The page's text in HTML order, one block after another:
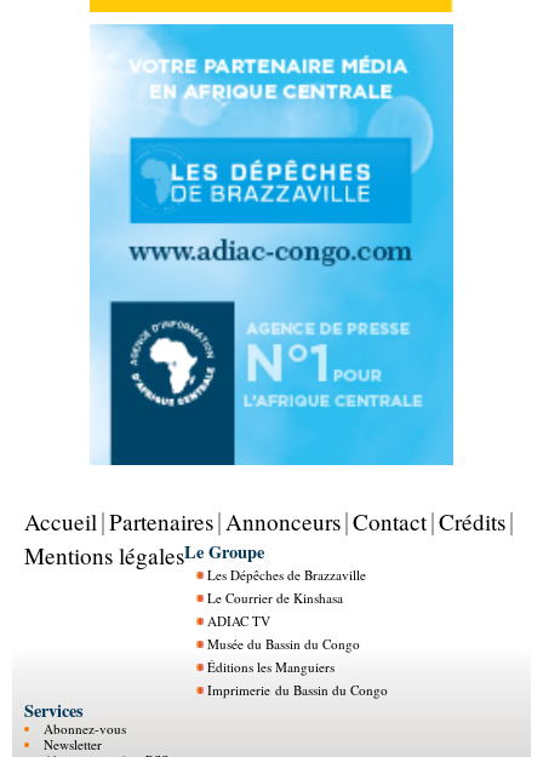
Accueil Partenaires Annonceurs Contact Crédits
Mentions légalesLe Groupe
Les Dépêches de Brazzaville
Le Courrier de Kinshasa
ADIAC TV
Musée du Bassin du Congo
Éditions les Manguiers
Imprimerie du Bassin du Congo
Services
Abonnez-vous
Newsletter